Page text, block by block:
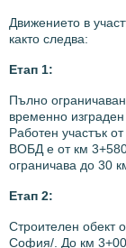
Движението в
както следва:
Етап 1:
Пълно
временно
Работен участък
ВОБД е от км
ограничава до 30
Етап 2:
Строителен обект
София/. До км